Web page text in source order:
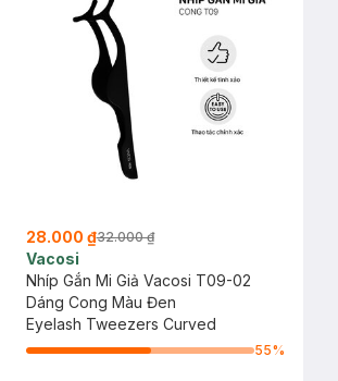
28.000 ₫32.000 ₫
Vacosi
Nhíp Gắn Mi Giả Vacosi T09-02
Dáng Cong Màu Đen
Eyelash Tweezers Curved
55%